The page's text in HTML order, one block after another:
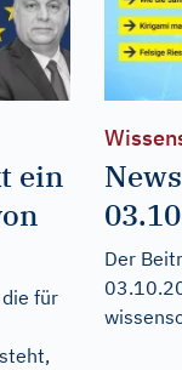
ein
für
Der